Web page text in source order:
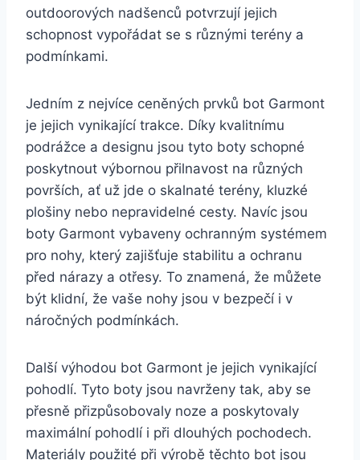
outdoorových nadšenců potvrzují⁢ jejich
schopnost vypořádat se s různými terény a‌
podmínkami.
Jedním z nejvíce ⁢ceněných prvků bot Garmont
je jejich vynikající trakce. Díky kvalitnímu‍
podrážce ‍a designu jsou tyto⁣ boty schopné
poskytnout výbornou ⁤přilnavost na různých
površích, ať už jde​ o skalnaté terény, ⁢kluzké
plošiny nebo nepravidelné ⁤cesty. Navíc jsou
boty Garmont vybaveny ochranným systémem​
pro nohy, který zajišťuje stabilitu a‌ ochranu
před nárazy a otřesy. To znamená, ‌že můžete
⁣být klidní, že vaše nohy jsou ​v bezpečí ‌i v
náročných podmínkách.
Další výhodou⁤ bot Garmont je​ jejich vynikající
pohodlí. Tyto boty jsou navrženy ⁣tak, aby se
přesně přizpůsobovaly ⁣noze a poskytovaly
maximální pohodlí ⁣i ⁣při dlouhých ‍pochodech.‌
Materiály použité‍ při výrobě⁢ těchto bot ‌jsou